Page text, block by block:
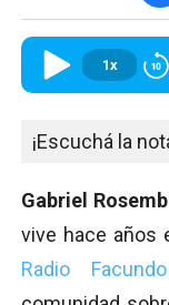
1x
¡Escuchá la
Gabriel
vive hace años
Radio